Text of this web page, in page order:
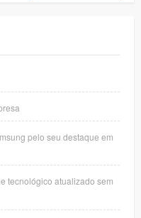
pelo seu destaque em
tecnológico atualizado sem